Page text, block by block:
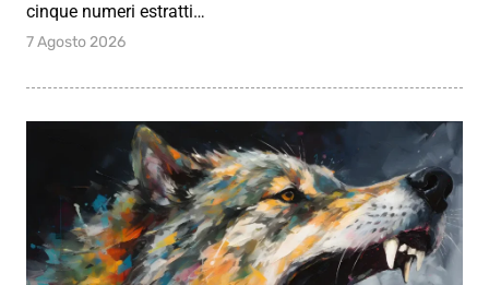
cinque numeri estratti…
7 Agosto 2026